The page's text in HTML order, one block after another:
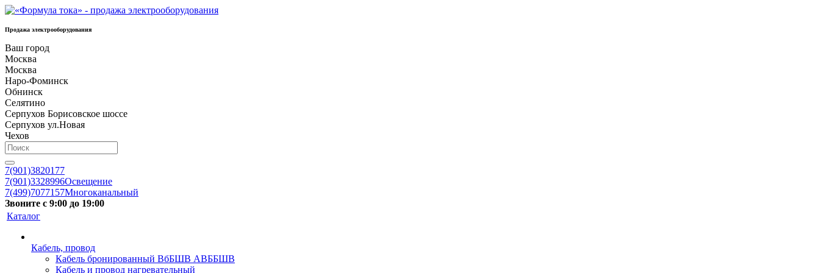
Продажа электрооборудования
Ваш город
Москва
Москва
Наро-Фоминск
Обнинск
Селятино
Серпухов Борисовское шоссе
Серпухов ул.Новая
Чехов
7(901)3820177
7(901)3328996Освещение
7(499)7077157Многоканальный
Звоните с 9:00 до 19:00
Каталог
Кабель, провод
Кабель бронированный ВбБШВ АВББШВ
Кабель и провод нагревательный